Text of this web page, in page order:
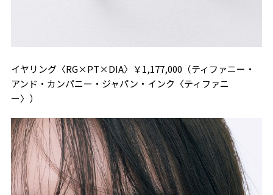
イヤリング〈RG×PT×DIA〉￥1,177,000（ティファニー・
アンド・カンパニー・ジャパン・インク〈ティファニ
ー〉）